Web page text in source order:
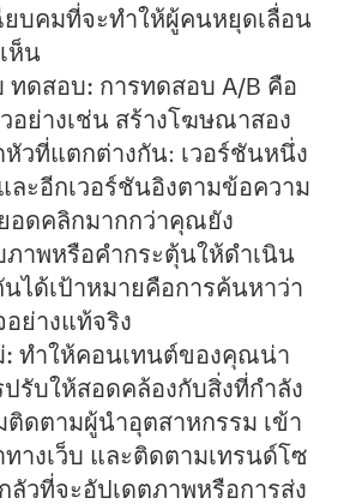
บคมที่จะทำให้ผู้คนหยุดเลื่อน
ห็น
ทดสอบ: การทดสอบ A/B คือ
อย่างเช่น สร้างโฆษณาสอง
วที่แตกต่างกัน: เวอร์ชันหนึ่ง
ละอีกเวอร์ชันอิงตามข้อความ
อดคลิกมากกว่าคุณยัง
าพหรือคำกระตุ้นให้ดำเนิน
ได้เป้าหมายคือการค้นหาว่า
อย่างแท้จริง
: ทำให้คอนเทนต์ของคุณน่า
รับให้สอดคล้องกับสิ่งที่กำลัง
ดตามผู้นำอุตสาหกรรม เข้า
างเว็บ และติดตามเทรนด์โซ
ลัวที่จะอัปเดตภาพหรือการส่ง